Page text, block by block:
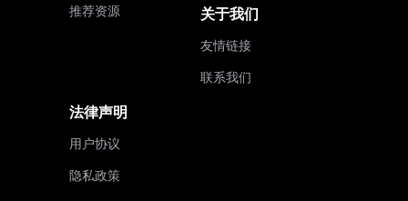
推荐资源 关于我们
友情链接
联系我们
法律声明
用户协议
隐私政策